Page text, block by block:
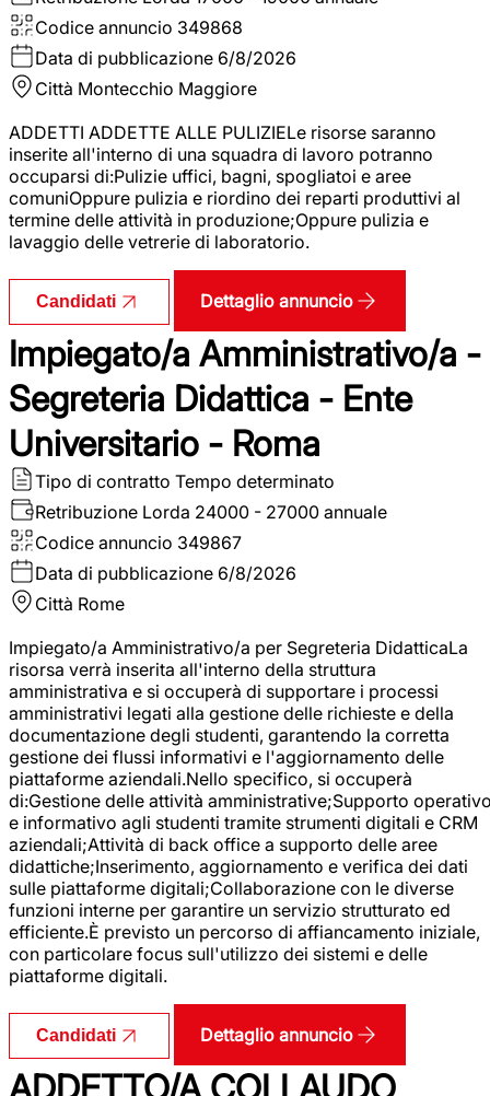
Codice annuncio 349868
Data di pubblicazione 6/8/2026
Città Montecchio Maggiore
ADDETTI ADDETTE ALLE PULIZIELe risorse saranno
inserite all'interno di una squadra di lavoro potranno
occuparsi di:Pulizie uffici, bagni, spogliatoi e aree
comuniOppure pulizia e riordino dei reparti produttivi al
termine delle attività in produzione;Oppure pulizia e
lavaggio delle vetrerie di laboratorio.
Candidati Dettaglio annuncio
Impiegato/a Amministrativo/a -
Segreteria Didattica - Ente
Universitario - Roma
Tipo di contratto Tempo determinato
Retribuzione Lorda 24000 - 27000 annuale
Codice annuncio 349867
Data di pubblicazione 6/8/2026
Città Rome
Impiegato/a Amministrativo/a per Segreteria DidatticaLa
risorsa verrà inserita all'interno della struttura
amministrativa e si occuperà di supportare i processi
amministrativi legati alla gestione delle richieste e della
documentazione degli studenti, garantendo la corretta
gestione dei flussi informativi e l'aggiornamento delle
piattaforme aziendali.Nello specifico, si occuperà
di:Gestione delle attività amministrative;Supporto
e informativo agli studenti tramite strumenti digitali e CRM
aziendali;Attività di back office a supporto delle aree
didattiche;Inserimento, aggiornamento e verifica dei dati
sulle piattaforme digitali;Collaborazione con le diverse
funzioni interne per garantire un servizio strutturato ed
efficiente.È previsto un percorso di affiancamento iniziale,
con particolare focus sull'utilizzo dei sistemi e delle
piattaforme digitali.
Candidati Dettaglio annuncio
ADDETTO/A COLLAUDO